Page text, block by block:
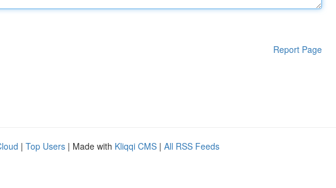
Report Page
| Top Users | Made with Kliqqi CMS | All RSS Feeds